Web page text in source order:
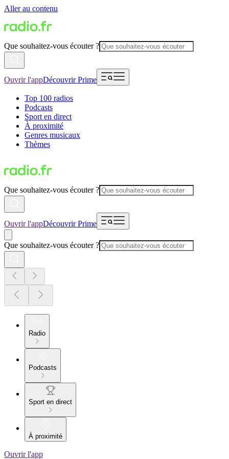
Aller au contenu
Que souhaitez-vous écouter ?
Ouvrir l'appDécouvrir Prime
Top 100 radios
Podcasts
Sport en direct
À proximité
Genres musicaux
Thèmes
Que souhaitez-vous écouter ?
Ouvrir l'appDécouvrir Prime
Que souhaitez-vous écouter ?
Radio
Podcasts
Sport en direct
À proximité
Ouvrir l'app